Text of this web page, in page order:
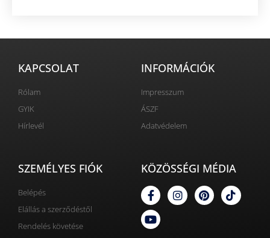
KAPCSOLAT
Rólam
GYIK
Hírlevél
INFORMÁCIÓK
Impresszum
ÁSZF
Adatvédelem
SZEMÉLYES FIÓK
Belépés
Elállás a szerződéstől
Rendelés követése
KÖZÖSSÉGI MÉDIA